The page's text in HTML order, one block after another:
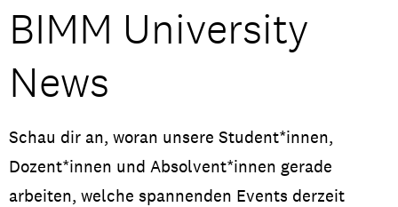
Dein Campus in Berlin
Studiengänge
Studiengebühren
Studentenleben
BIMM University
News
Schau dir an, woran unsere Student*innen,
Dozent*innen und Absolvent*innen gerade
arbeiten, welche spannenden Events derzeit